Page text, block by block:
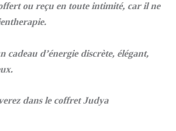
ou reçu en toute intimité, car il ne
cadeau d’énergie discrète, élégant,
dans le coffret Judya